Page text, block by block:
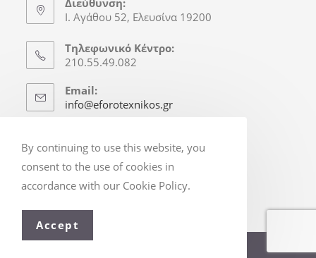
Διεύθυνση:
Ι. Αγάθου 52, Ελευσίνα 19200
Τηλεφωνικό Κέντρο:
210.55.49.082
Email:
info@eforotexnikos.gr
Δευτ.-Παρ.: 8:30-16:30
(Απόγ. & Σ/Κ κατόπιν Ραντεβού)
By continuing to use this website, you
consent to the use of cookies in
accordance with our Cookie Policy.
Accept